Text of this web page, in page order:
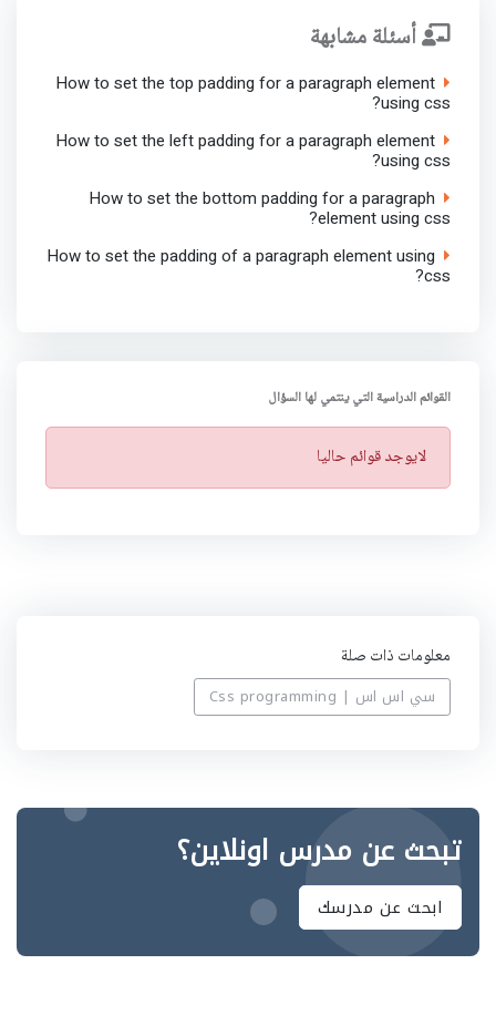
أسئلة مشابهة
How to set the top padding for a paragraph element
using css?
How to set the left padding for a paragraph element
using css?
How to set the bottom padding for a paragraph
element using css?
How to set the padding of a paragraph element using
css?
القوائم الدراسية التي ينتمي لها السؤال
ت
ن
لايوجد قوائم حاليا
معلومات ذات صلة
سي اس اس | Css programming
تبحث عن مدرس اونلاين؟
ابحث عن مدرسك